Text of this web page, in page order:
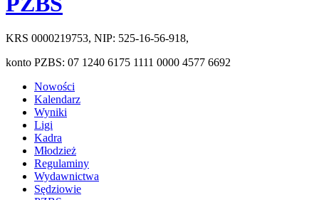
KRS 0000219753, NIP: 525-16-56-918,
konto PZBS: 07 1240 6175 1111 0000 4577 6692
Nowości
Kalendarz
Wyniki
Ligi
Kadra
Młodzież
Regulaminy
Wydawnictwa
Sędziowie